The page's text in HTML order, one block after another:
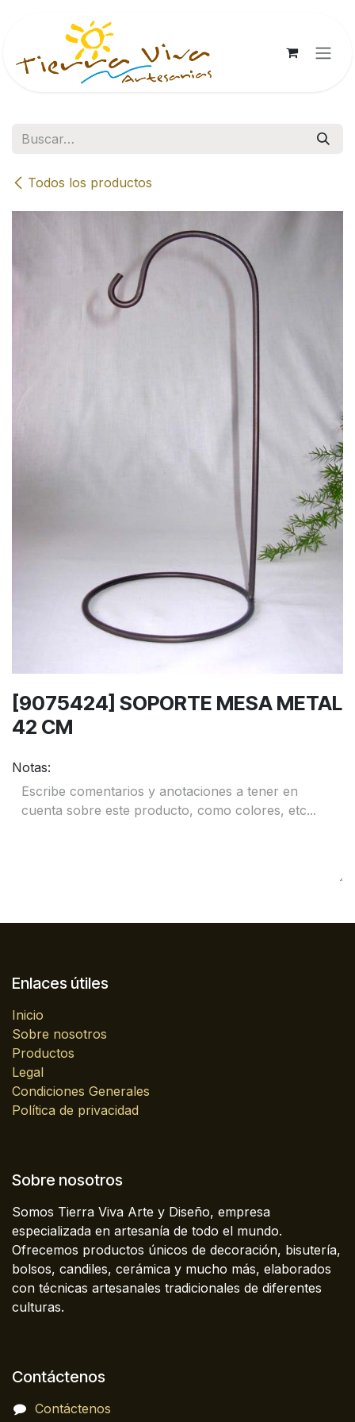
Todos los productos
[9075424] SOPORTE MESA METAL
42 CM
Notas:
Enlaces útiles
Inicio
Sobre nosotros
Productos
Legal
Condiciones Generales
Política de privacidad
Sobre nosotros
Somos Tierra Viva Arte y Diseño, empresa
especializada en artesanía de todo el mundo.
Ofrecemos productos únicos de decoración, bisutería,
bolsos, candiles, cerámica y mucho más, elaborados
con técnicas artesanales tradicionales de diferentes
culturas.
Contáctenos
Contáctenos